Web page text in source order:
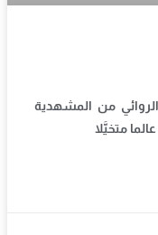
من المشهدية
متخيَّلا